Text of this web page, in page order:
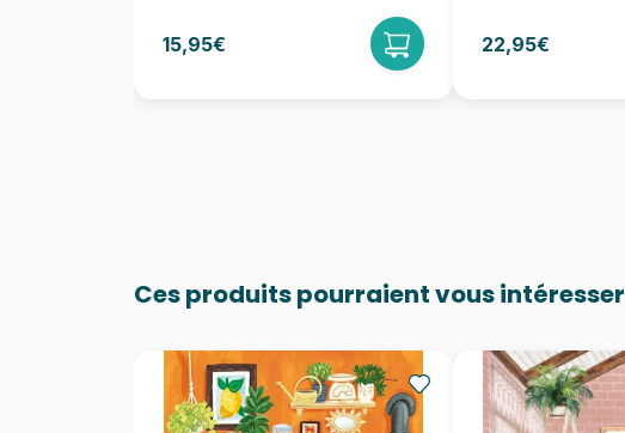
15,95€ 22,95€
Ces produits pourraient vous intéresser